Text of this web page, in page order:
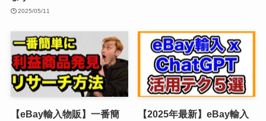
2025/05/11
【eBay輸入物販】一番簡 【2025年最新】eBay輸入